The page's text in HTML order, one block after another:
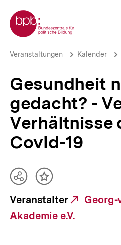
zum
Seiteninhalt
springen
Zur Startseite der bpb
Gesundheit
Veränderte
Verhältnisse
durch
Covid-
bpb.de
Brotkrümelnavigation
Veranstaltungen Kalender
Gesundheit
gedacht? -
Verhältnisse
Covid-19
Veranstalter
Georg-
Akademie e.V.
Teilen
Optionen
anzeigen
Inhalt
merken